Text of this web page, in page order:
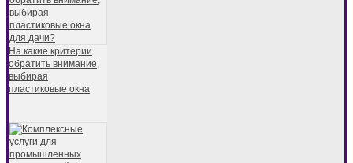
На какие критерии
обратить внимание,
выбирая
пластиковые окна